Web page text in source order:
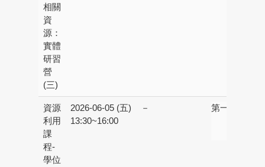
相關
資
源：
實體
研習
營
(三)
資源
利用
課
程-
學位
2026-06-05 (五)
13:30~16:00
－ 第一校區：